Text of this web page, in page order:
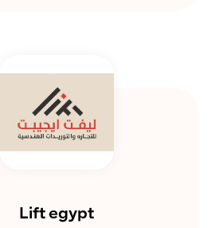
Lift egypt